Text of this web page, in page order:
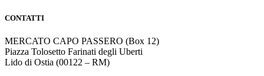
CONTATTI
MERCATO CAPO PASSERO (Box 12)
Piazza Tolosetto Farinati degli Uberti
Lido di Ostia (00122 – RM)